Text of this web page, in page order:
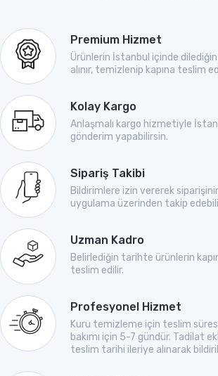
Premium Hizmet
Ürünlerin İstanbul içinde
alınır, temizlenip kapına teslim
Kolay Kargo
Anlaşmalı kargo hizmetiyle
gönderim yapabilirsin.
Sipariş Takibi
Bildirimlere izin vererek
uygulama üzerinden takip
Uzman Kadro
Belirlediğin tarihte ürünlerin
teslim edilir.
Profesyonel Hizmet
Kuru temizleme için teslim
bakımı için 5-7 gündür. Tadilat
teslim tarihi ileriye alınarak